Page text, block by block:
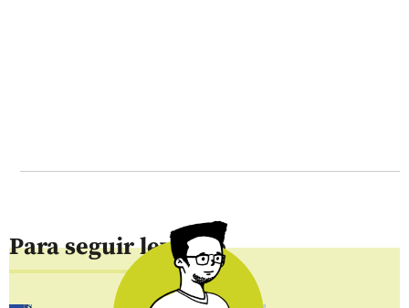
Para seguir leyendo